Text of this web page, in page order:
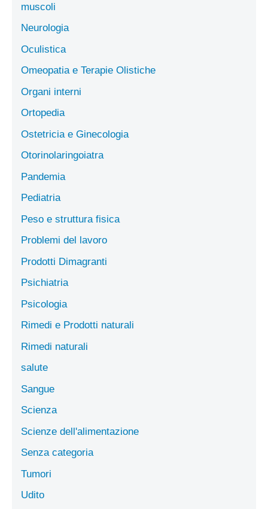
muscoli
Neurologia
Oculistica
Omeopatia e Terapie Olistiche
Organi interni
Ortopedia
Ostetricia e Ginecologia
Otorinolaringoiatra
Pandemia
Pediatria
Peso e struttura fisica
Problemi del lavoro
Prodotti Dimagranti
Psichiatria
Psicologia
Rimedi e Prodotti naturali
Rimedi naturali
salute
Sangue
Scienza
Scienze dell'alimentazione
Senza categoria
Tumori
Udito